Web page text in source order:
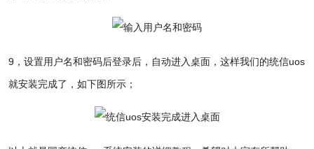
9，设置用户名和密码后登录后，自动进入桌面，这样我们的统信uos
就安装完成了 ，如下图所示；